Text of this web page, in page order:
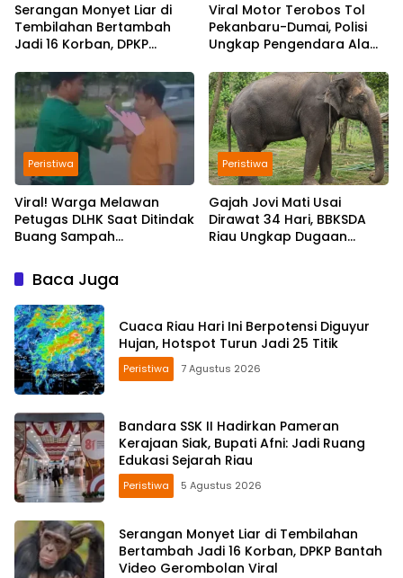
Serangan Monyet Liar di
Tembilahan Bertambah
Jadi 16 Korban, DPKP
Viral
Viral Motor Terobos Tol
Pekanbaru-Dumai, Polisi
Ungkap Pengendara Alami
Kecelakaan
Peristiwa
Viral! Warga Melawan
Petugas DLHK Saat Ditindak
Buang Sampah
Pekanbaru
Peristiwa
Gajah Jovi Mati Usai
Dirawat 34 Hari, BBKSDA
Riau Ungkap Dugaan
Baca Juga
Cuaca Riau Hari Ini Berpotensi Diguyur
Hujan, Hotspot Turun Jadi 25 Titik
Peristiwa 7 Agustus 2026
Bandara SSK II Hadirkan Pameran
Kerajaan Siak, Bupati Afni: Jadi Ruang
Edukasi Sejarah Riau
Peristiwa 5 Agustus 2026
Serangan Monyet Liar di Tembilahan
Bertambah Jadi 16 Korban, DPKP Bantah
Video Gerombolan Viral